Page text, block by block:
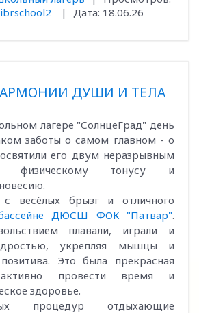
ibrschool2 | Дата: 18.06.26
ДУШИ И ТЕЛА
лагере "СолнцеГрад" день
заботы о самом главном - о
его двум неразрывным
физическому тонусу и
с весёлых брызг и отличного
ДЮСШ ФОК "Патвар".
плавали, играли и
укрепляя мышцы и
Это была прекрасная
активно провести время и
здоровье.
процедур отдыхающие